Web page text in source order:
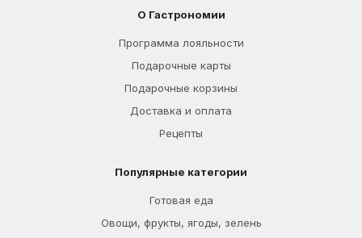
О Гастрономии
Программа лояльности
Подарочные карты
Подарочные корзины
Доставка и оплата
Рецепты
Популярные категории
Готовая еда
Овощи, фрукты, ягоды, зелень